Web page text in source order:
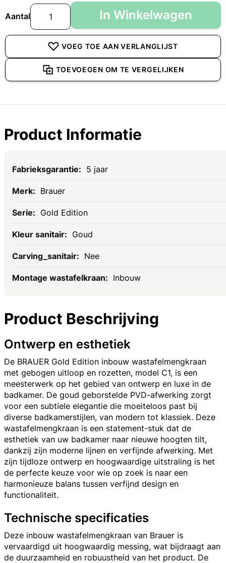
Aantal In Winkelwagen
VOEG TOE AAN VERLANGLIJST
TOEVOEGEN OM TE VERGELIJKEN
Product Informatie
Specificaties
5 jaar
Brauer
Gold Edition
Goud
Nee
Inbouw
Product Beschrijving
Ontwerp en esthetiek
De BRAUER Gold Edition inbouw wastafelmengkraan
met gebogen uitloop en rozetten, model C1, is een
meesterwerk op het gebied van ontwerp en luxe in de
badkamer. De goud geborstelde PVD-afwerking zorgt
voor een subtiele elegantie die moeiteloos past bij
diverse badkamerstijlen, van modern tot klassiek. Deze
wastafelmengkraan is een statement-stuk dat de
esthetiek van uw badkamer naar nieuwe hoogten tilt,
dankzij zijn moderne lijnen en verfijnde afwerking. Met
zijn tijdloze ontwerp en hoogwaardige uitstraling is het
de perfecte keuze voor wie op zoek is naar een
harmonieuze balans tussen verfijnd design en
functionaliteit.
Technische specificaties
Deze inbouw wastafelmengkraan van Brauer is
vervaardigd uit hoogwaardig messing, wat bijdraagt aan
de duurzaamheid en robuustheid van het product. De